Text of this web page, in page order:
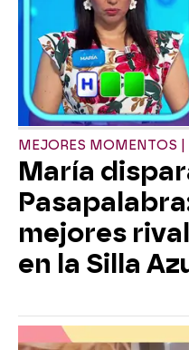
MEJORES MOMENTOS |
María
mejores
en la Silla